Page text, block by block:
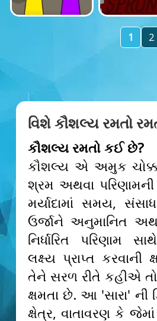
1 2
વિશે કૌશલ્ય રમતો
કૌશલ્ય રમતો કઈ છે?
કૌશલ્ય એ અમુક
શ્રમ અથવા પરિણામની
મર્યાદામાં સમય,
ઉર્જાને અનુમાનિત
નિર્ધારિત પરિણામ
લક્ષ્ય પ્રાપ્ત કરવાની
તેને સરળ રીતે કહીએ
ક્ષમતા છે. આ 'સારા' ની
ક્ષેત્ર, વાતાવરણ કે